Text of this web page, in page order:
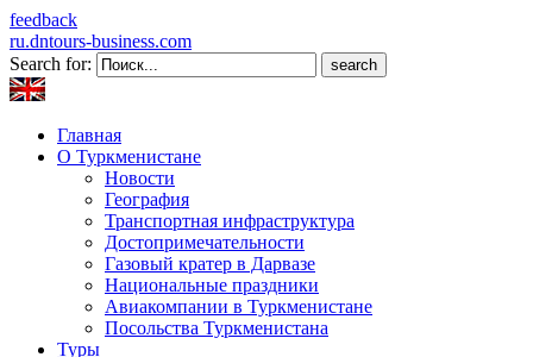
feedback
ru.dntours-business.com
Search for:
Главная
О Туркменистане
Новости
География
Транспортная инфраструктура
Достопримечательности
Газовый кратер в Дарвазе
Национальные праздники
Авиакомпании в Туркменистане
Посольства Туркменистана
Туры